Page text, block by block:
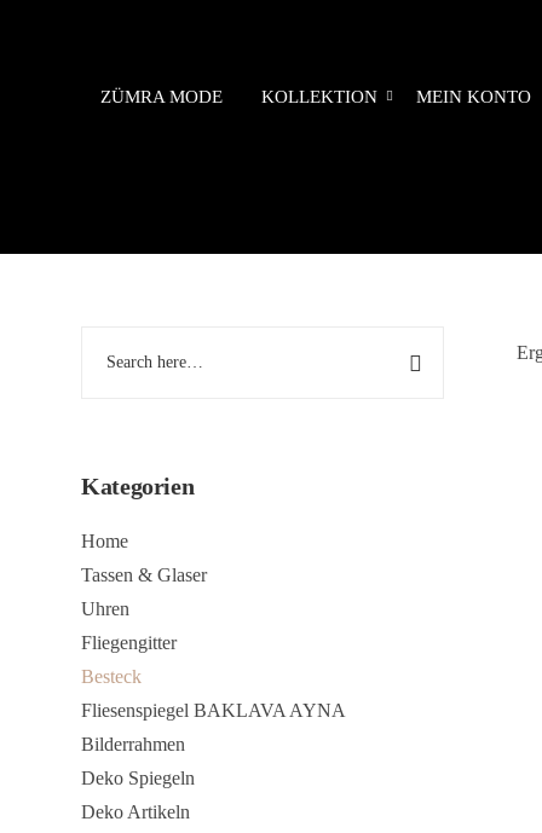
ZÜMRA MODE KOLLEKTION MEIN KONTO
Kategorien
Home
Tassen & Glaser
Uhren
Fliegengitter
Besteck
Fliesenspiegel BAKLAVA AYNA
Bilderrahmen
Deko Spiegeln
Deko Artikeln